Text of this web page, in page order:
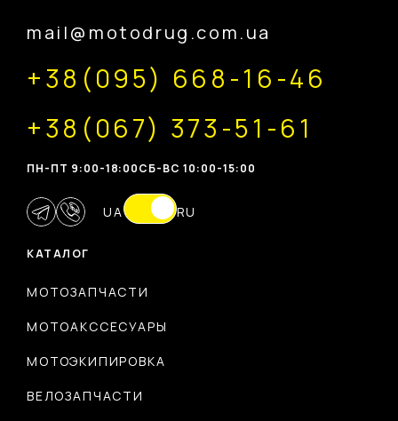
КАТАЛОГ
МОТОЗАПЧАСТИ
МОТОАКССЕСУАРЫ
МОТОЭКИПИРОВКА
ВЕЛОЗАПЧАСТИ
mail@motodrug.com.ua
+38(095) 668-16-46
+38(067) 373-51-61
ПН-ПТ 9:00-18:00CБ-ВС 10:00-15:00
UA RU